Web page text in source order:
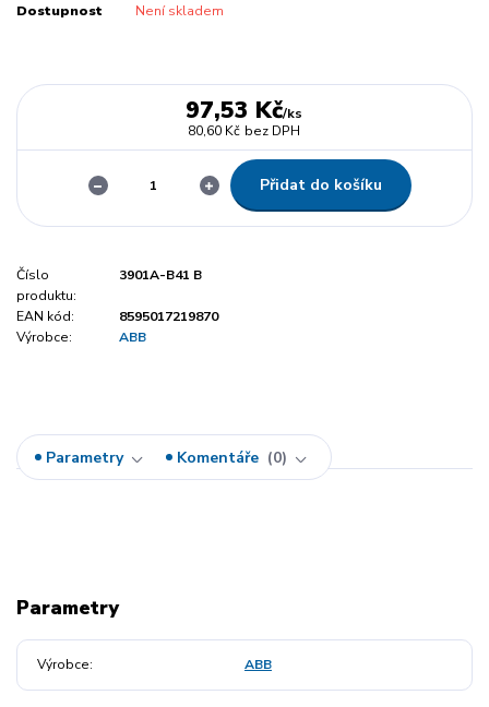
Dostupnost Není skladem
97,53 Kč/ks
80,60 Kč bez DPH
Přidat do košíku
Číslo
produktu:
3901A-B41 B
EAN kód:
8595017219870
Výrobce:
ABB
Parametry Komentáře 0
Parametry
Výrobce ABB